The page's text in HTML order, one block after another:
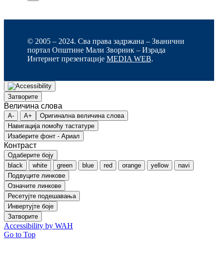
© 2005 – 2024. Сва права задржана – Званични
портал Општине Мали Зворник – Израда
Интернет презентације MEDIA WEB.
Затворите
Величина слова
A- A+
Оригинална величина слова
Навигација помоћу тастатуре
Изаберите фонт - Ариал
Контраст
Одаберите боју
black
white green blue red orange yellow
navi
Подвуците линкове
Означите линкове
Ресетујте подешавања
Инвертујте боје
Затворите
Accessibility by WAH
Go to Top